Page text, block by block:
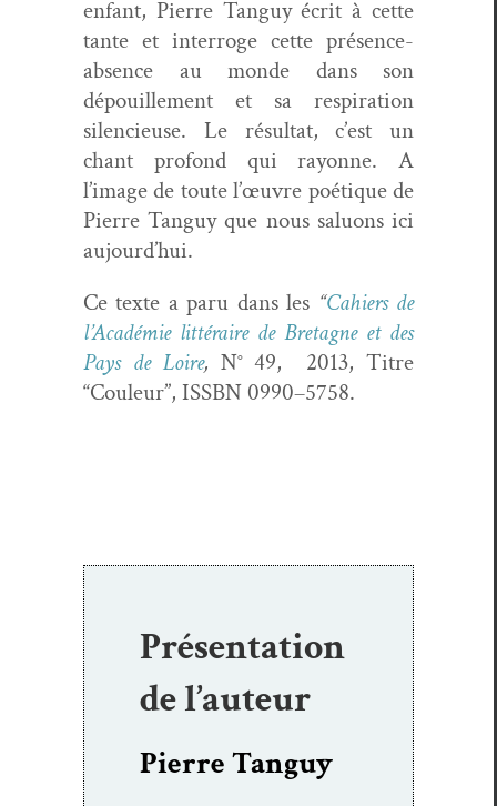
enfant, Pierre Tan­guy écrit à cette
tante et inter­roge cette présence-
absence au monde dans son
dépouille­ment et sa res­pi­ra­tion
silen­cieuse. Le résul­tat, c’est un
chant pro­fond qui ray­onne. A
l’image de toute l’œuvre poé­tique de
Pierre Tan­guy que nous salu­ons ici
aujourd’hui.
Ce texte a paru dans les “Cahiers de
l’A­cadémie lit­téraire de Bre­tagne et des
Pays de Loire, N° 49, 2013, Titre
“Couleur”, ISSBN 0990–5758.
Présentation
de l’auteur
Pierre Tanguy